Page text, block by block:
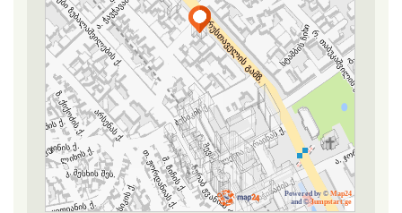
Powered by ©Map24
and ©Jumpstart.ge